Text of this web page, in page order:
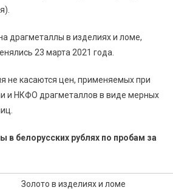
драгметаллы в изделиях и ломе,
23 марта 2021 года.
не касаются цен, применяемых при
и НКФО драгметаллов в виде мерных
в белорусских рублях по пробам за
Золото в изделиях и ломе